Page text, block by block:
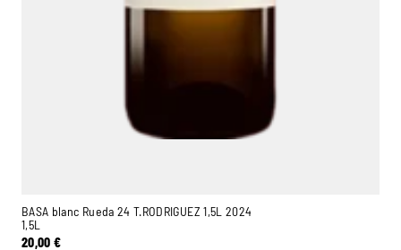
BASA blanc Rueda 24 T.RODRIGUEZ 1,5L 2024
1,5L
20,00€